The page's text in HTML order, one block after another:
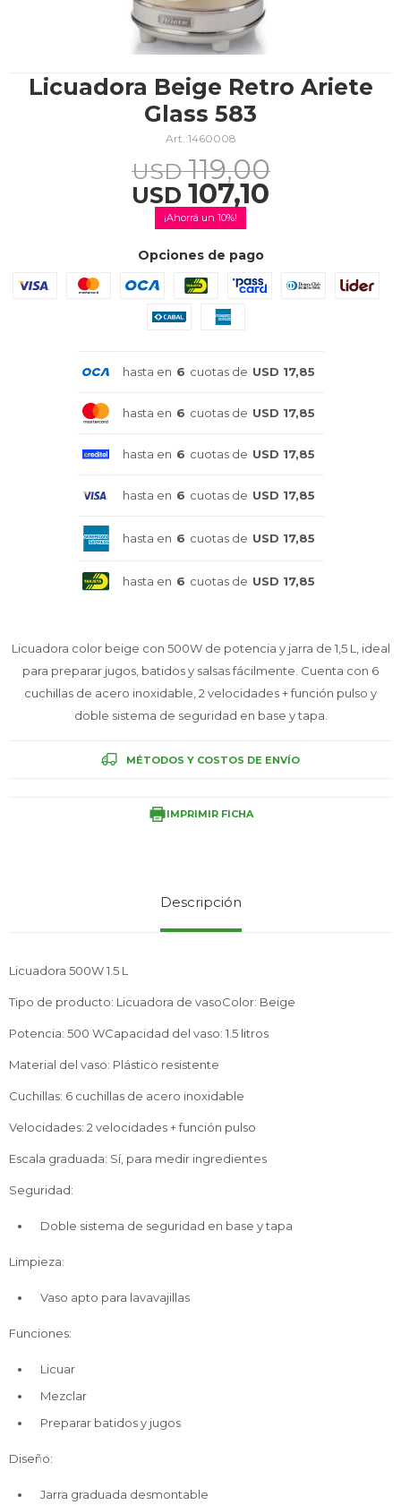
Licuadora Beige Retro Ariete
Glass 583
1460008
USD 107,10
USD 119,00
10
Opciones de pago
hasta en 6 cuotas de USD 17,85
hasta en 6 cuotas de USD 17,85
hasta en 6 cuotas de USD 17,85
hasta en 6 cuotas de USD 17,85
hasta en 6 cuotas de USD 17,85
hasta en 6 cuotas de USD 17,85
Licuadora color beige con 500W de potencia y jarra de 1,5 L, ideal
para preparar jugos, batidos y salsas fácilmente. Cuenta con 6
cuchillas de acero inoxidable, 2 velocidades + función pulso y
doble sistema de seguridad en base y tapa.
MÉTODOS Y COSTOS DE ENVÍO
IMPRIMIR FICHA
Descripción
Licuadora 500W 1.5 L
Tipo de producto: Licuadora de vasoColor: Beige
Potencia: 500 WCapacidad del vaso: 1.5 litros
Material del vaso: Plástico resistente
Cuchillas: 6 cuchillas de acero inoxidable
Velocidades: 2 velocidades + función pulso
Escala graduada: Sí, para medir ingredientes
Seguridad:
Doble sistema de seguridad en base y tapa
Limpieza:
Vaso apto para lavavajillas
Funciones:
Licuar
Mezclar
Preparar batidos y jugos
Diseño:
Jarra graduada desmontable
Cuidado personal
Celulares
Atención Personalizada
Local